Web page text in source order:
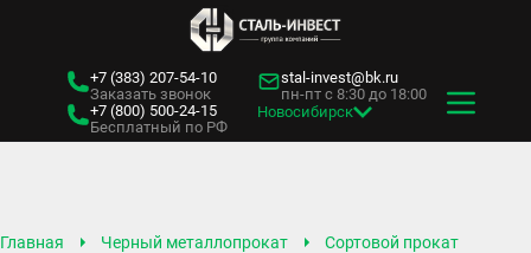
+7 (383) 207-54-10
Заказать звонок
+7 (800) 500-24-15
Бесплатный по РФ
stal-invest@bk.ru
пн-пт с 8:30 до 18:00
Новосибирск
Главная Черный металлопрокат
Сортовой прокат